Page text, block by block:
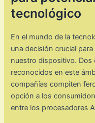
tecnológico
En el mundo de la
una decisión crucial
nuestro dispositivo. Dos
reconocidos en este
compañías compiten
opción a los
entre los procesadores